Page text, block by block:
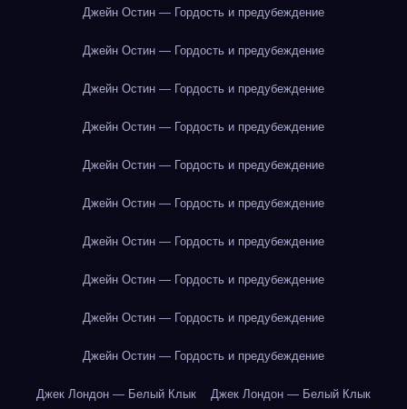
Джейн Остин — Гордость и предубеждение
Джейн Остин — Гордость и предубеждение
Джейн Остин — Гордость и предубеждение
Джейн Остин — Гордость и предубеждение
Джейн Остин — Гордость и предубеждение
Джейн Остин — Гордость и предубеждение
Джейн Остин — Гордость и предубеждение
Джейн Остин — Гордость и предубеждение
Джейн Остин — Гордость и предубеждение
Джейн Остин — Гордость и предубеждение
Джек Лондон — Белый Клык Джек Лондон — Белый Клык